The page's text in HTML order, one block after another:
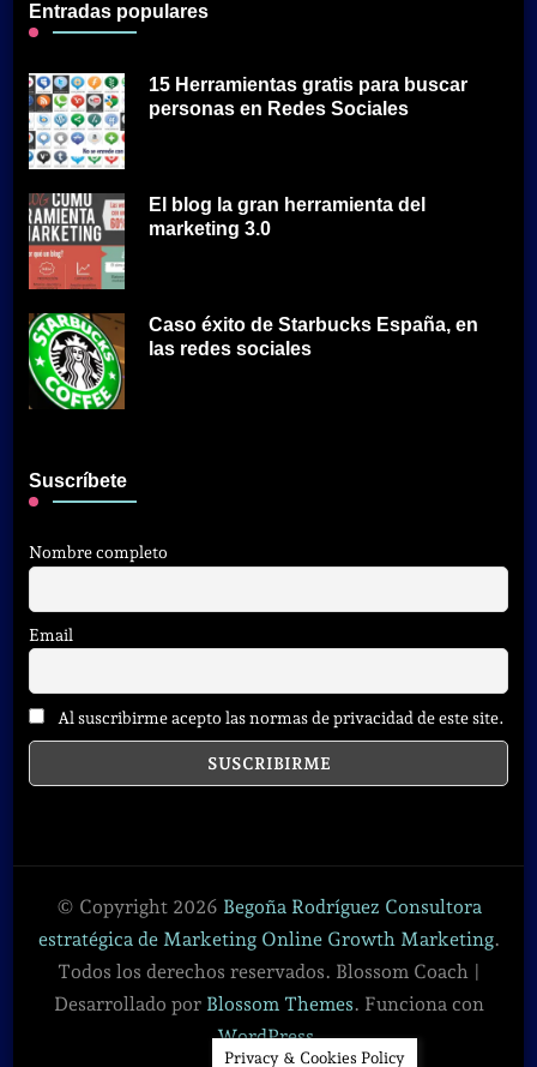
Entradas populares
15 Herramientas gratis para buscar
personas en Redes Sociales
El blog la gran herramienta del
marketing 3.0
Caso éxito de Starbucks España, en
las redes sociales
Suscríbete
Nombre completo
Email
Al suscribirme acepto las normas de privacidad de este site.
© Copyright 2026 Begoña Rodríguez Consultora
estratégica de Marketing Online Growth Marketing.
Todos los derechos reservados. Blossom Coach |
Desarrollado por Blossom Themes. Funciona con
WordPress.
Privacy & Cookies Policy